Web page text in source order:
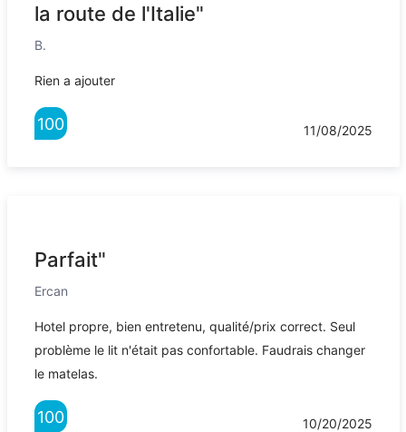
la route de l'Italie"
B.
Rien a ajouter
100 11/08/2025
Parfait"
Ercan
Hotel propre, bien entretenu, qualité/prix correct. Seul
problème le lit n'était pas confortable. Faudrais changer
le matelas.
100 10/20/2025